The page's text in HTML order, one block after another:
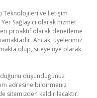
Teknolojileri ve İletişim
Sağlayıcı olarak hizmet
proaktif olarak denetleme
Ancak, üyelerimiz
olup, siteye üye olarak
düşündüğünüz
adresine bildirmeniz
sitemizden kaldırılacaktır.